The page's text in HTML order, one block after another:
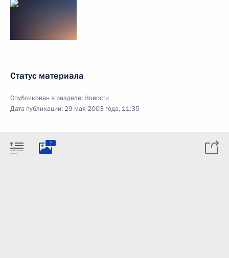
Статус материала
Опубликован в разделе: Новости
Дата публикации:29 мая 2003 года, 11:35
7